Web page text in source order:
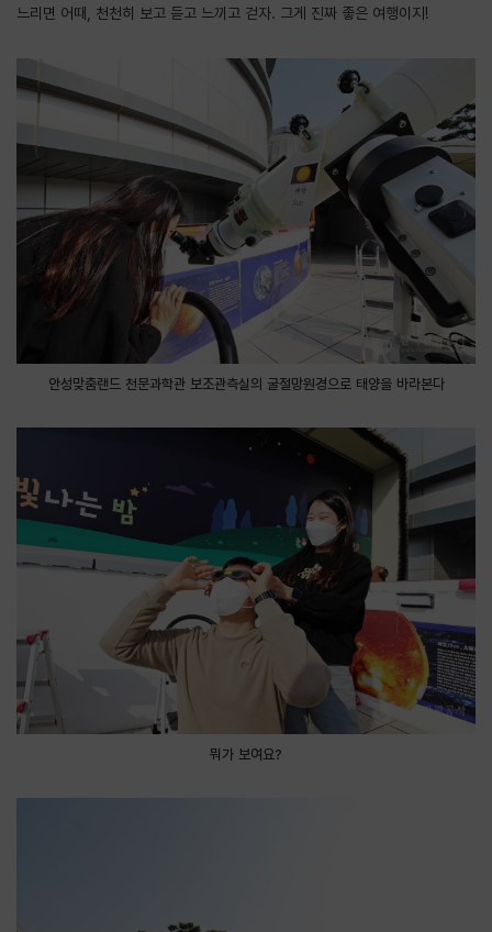
느리면 어때, 천천히 보고 듣고 느끼고 걷자. 그게 진짜 좋은 여행이지!
안성맞춤랜드 천문과학관 보조관측실의 굴절망원경으로 태양을 바라본다
뭐가 보여요?